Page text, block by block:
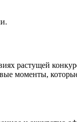
растущей
моменты,